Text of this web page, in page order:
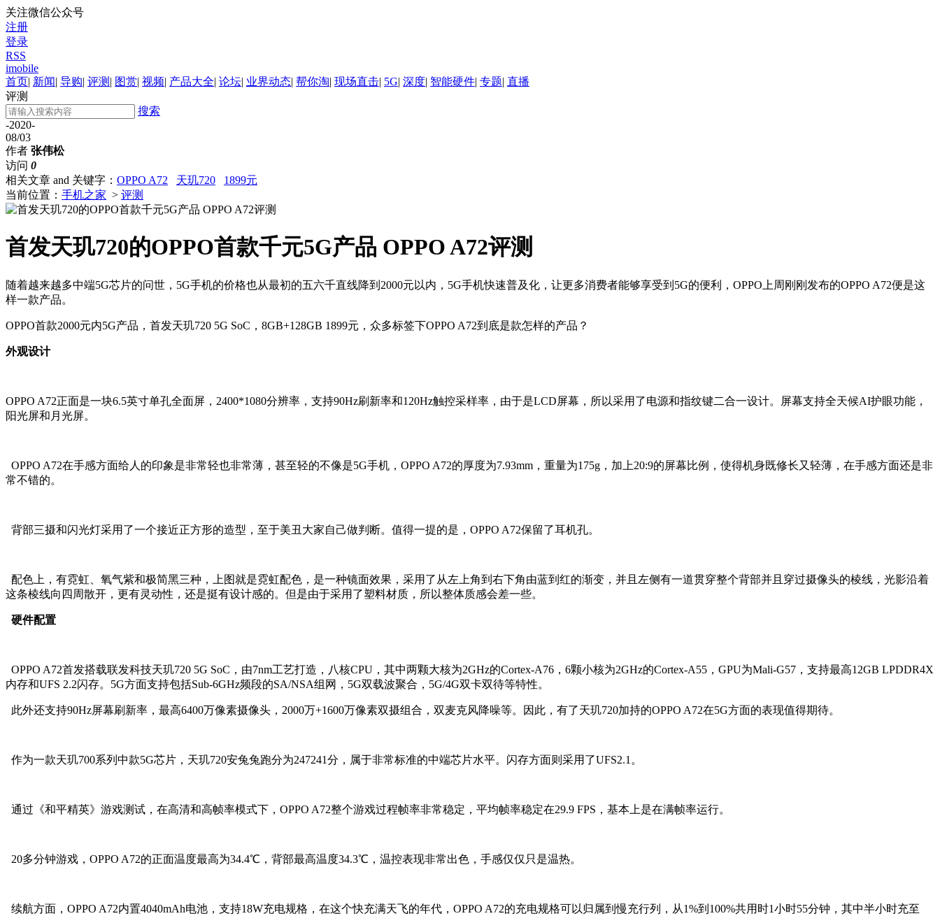
关注微信公众号
注册
登录
RSS
imobile
首页| 新闻| 导购| 评测 | 图赏| 视频| 产品大全| 论坛| 业界动态| 帮你淘| 现场直击| 5G| 深度| 智能硬件| 专题| 直播
评测
搜索
-2020-
08/03
作者 张伟松
访问 0
相关文章 and 关键字： OPPO A72 天玑720
1899元
当前位置： 手机之家 > 评测
首发天玑720的OPPO首款千元5G产品 OPPO A72评测
随着越来越多中端5G芯片的问世，5G手机的价格也从最初的五六千直线降到2000元以内，5G手机快速普及化，让更多消费者能够享受到5G的便利，OPPO上周刚刚发布的OPPO A72便是这
样一款产品。
OPPO首款2000元内5G产品，首发天玑720 5G SoC，8GB+128GB 1899元，众多标签下OPPO A72到底是款怎样的产品？
外观设计
OPPO A72正面是一块6.5英寸单孔全面屏，2400*1080分辨率，支持90Hz刷新率和120Hz触控采样率，由于是LCD屏幕，所以采用了电源和指纹键二合一设计。屏幕支持全天候AI护眼功能，
阳光屏和月光屏。
OPPO A72在手感方面给人的印象是非常轻也非常薄，甚至轻的不像是5G手机，OPPO A72的厚度为7.93mm，重量为175g，加上20:9的屏幕比例，使得机身既修长又轻薄，在手感方面还是非
常不错的。
背部三摄和闪光灯采用了一个接近正方形的造型，至于美丑大家自己做判断。值得一提的是，OPPO A72保留了耳机孔。
配色上，有霓虹、氧气紫和极简黑三种，上图就是霓虹配色，是一种镜面效果，采用了从左上角到右下角由蓝到红的渐变，并且左侧有一道贯穿整个背部并且穿过摄像头的棱线，光影沿着
这条棱线向四周散开，更有灵动性，还是挺有设计感的。但是由于采用了塑料材质，所以整体质感会差一些。
硬件配置
OPPO A72首发搭载联发科技天玑720 5G SoC，由7nm工艺打造，八核CPU，其中两颗大核为2GHz的Cortex-A76，6颗小核为2GHz的Cortex-A55，GPU为Mali-G57，支持最高12GB LPDDR4X
内存和UFS 2.2闪存。5G方面支持包括Sub-6GHz频段的SA/NSA组网，5G双载波聚合，5G/4G双卡双待等特性。
此外还支持90Hz屏幕刷新率，最高6400万像素摄像头，2000万+1600万像素双摄组合，双麦克风降噪等。因此，有了天玑720加持的OPPO A72在5G方面的表现值得期待。
作为一款天玑700系列中款5G芯片，天玑720安兔兔跑分为247241分，属于非常标准的中端芯片水平。闪存方面则采用了UFS2.1。
通过《和平精英》游戏测试，在高清和高帧率模式下，OPPO A72整个游戏过程帧率非常稳定，平均帧率稳定在29.9 FPS，基本上是在满帧率运行。
20多分钟游戏，OPPO A72的正面温度最高为34.4℃，背部最高温度34.3℃，温控表现非常出色，手感仅仅只是温热。
续航方面，OPPO A72内置4040mAh电池，支持18W充电规格，在这个快充满天飞的年代，OPPO A72的充电规格可以归属到慢充行列，从1%到100%共用时1小时55分钟，其中半小时充至